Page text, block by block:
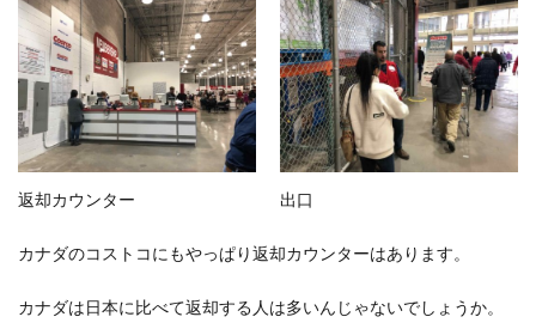
返却カウンター 出口
カナダのコストコにもやっぱり返却カウンターはあります。
カナダは日本に比べて返却する人は多いんじゃないでしょうか。